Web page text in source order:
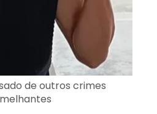
de outros crimes